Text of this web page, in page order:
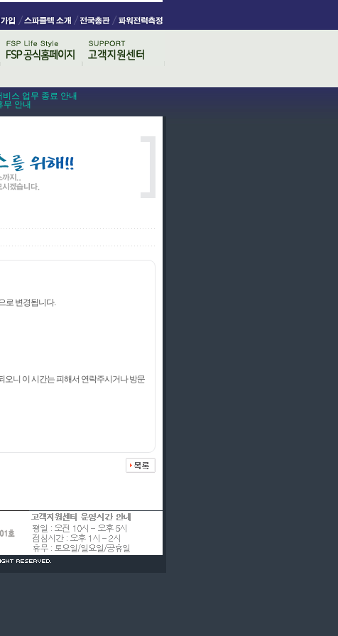
비스 업무 종료 안내
무 안내
로 변경됩니다.
니 이 시간는 피해서 연락주시거나 방문